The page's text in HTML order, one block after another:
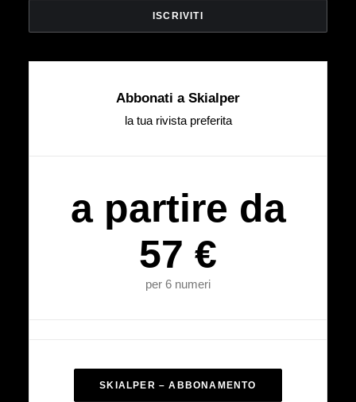
Abbonati a Skialper
la tua rivista preferita
a partire da
57 €
per 6 numeri
SKIALPER – ABBONAMENTO